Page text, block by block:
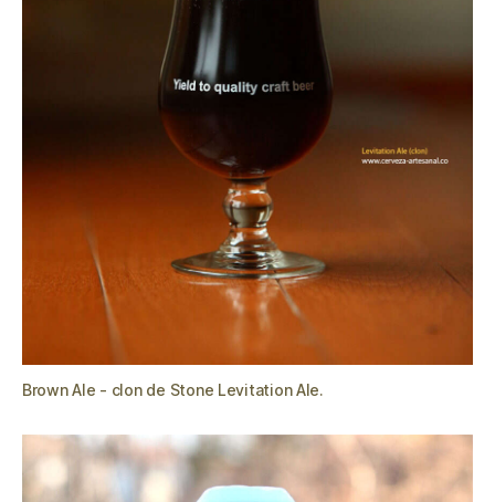
Brown Ale - clon de Stone Levitation Ale.